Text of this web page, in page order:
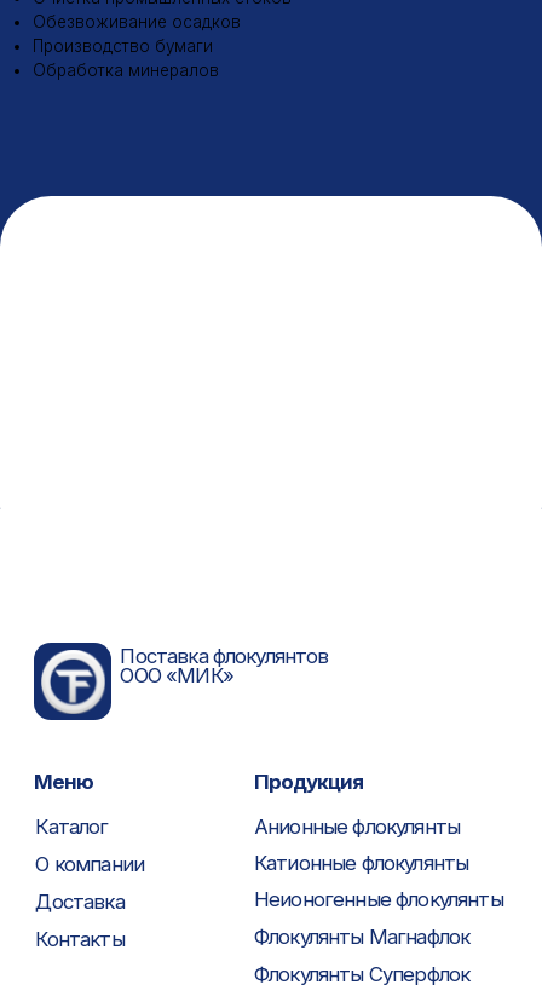
© 2026 ООО «МИК» Политика конфиденциальности